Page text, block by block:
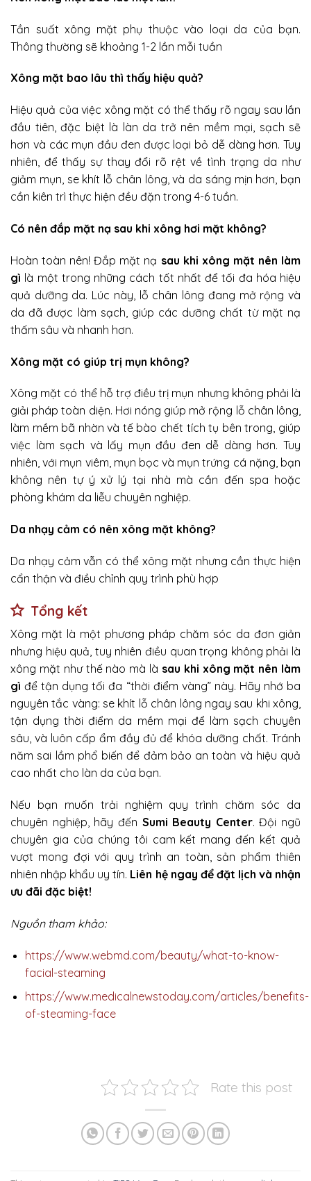
Tần suất xông mặt phụ thuộc vào loại da của bạn.
Thông thường sẽ khoảng 1-2 lần mỗi tuần
Xông mặt bao lâu thì thấy hiệu quả?
Hiệu quả của việc xông mặt có thể thấy rõ ngay sau lần
đầu tiên, đặc biệt là làn da trở nên mềm mại, sạch sẽ
hơn và các mụn đầu đen được loại bỏ dễ dàng hơn. Tuy
nhiên, để thấy sự thay đổi rõ rệt về tình trạng da như
giảm mụn, se khít lỗ chân lông, và da sáng mịn hơn, bạn
cần kiên trì thực hiện đều đặn trong 4-6 tuần.
Có nên đắp mặt nạ sau khi xông hơi mặt không?
Hoàn toàn nên! Đắp mặt nạ sau khi xông mặt nên làm
gì là một trong những cách tốt nhất để tối đa hóa hiệu
quả dưỡng da. Lúc này, lỗ chân lông đang mở rộng và
da đã được làm sạch, giúp các dưỡng chất từ mặt nạ
thấm sâu và nhanh hơn.
Xông mặt có giúp trị mụn không?
Xông mặt có thể hỗ trợ điều trị mụn nhưng không phải là
giải pháp toàn diện. Hơi nóng giúp mở rộng lỗ chân lông,
làm mềm bã nhờn và tế bào chết tích tụ bên trong, giúp
việc làm sạch và lấy mụn đầu đen dễ dàng hơn. Tuy
nhiên, với mụn viêm, mụn bọc và mụn trứng cá nặng, bạn
không nên tự ý xử lý tại nhà mà cần đến spa hoặc
phòng khám da liễu chuyên nghiệp.
Da nhạy cảm có nên xông mặt không?
Da nhạy cảm vẫn có thể xông mặt nhưng cần thực hiện
cẩn thận và điều chỉnh quy trình phù hợp
Tổng kết
Xông mặt là một phương pháp chăm sóc da đơn giản
nhưng hiệu quả, tuy nhiên điều quan trọng không phải là
xông mặt như thế nào mà là sau khi xông mặt nên làm
gì để tận dụng tối đa “thời điểm vàng” này. Hãy nhớ ba
nguyên tắc vàng: se khít lỗ chân lông ngay sau khi xông,
tận dụng thời điểm da mềm mại để làm sạch chuyên
sâu, và luôn cấp ẩm đầy đủ để khóa dưỡng chất. Tránh
năm sai lầm phổ biến để đảm bảo an toàn và hiệu quả
cao nhất cho làn da của bạn.
Nếu bạn muốn trải nghiệm quy trình chăm sóc da
chuyên nghiệp, hãy đến Sumi Beauty Center.Đội ngũ
chuyên gia của chúng tôi cam kết mang đến kết quả
vượt mong đợi với quy trình an toàn, sản phẩm thiên
nhiên nhập khẩu uy tín. Liên hệ ngay để đặt lịch và nhận
ưu đãi đặc biệt!
Nguồn tham khảo:
https://www.webmd.com/beauty/what-to-know-
facial-steaming
https://www.medicalnewstoday.com/articles/benefits-
of-steaming-face
Rate this post